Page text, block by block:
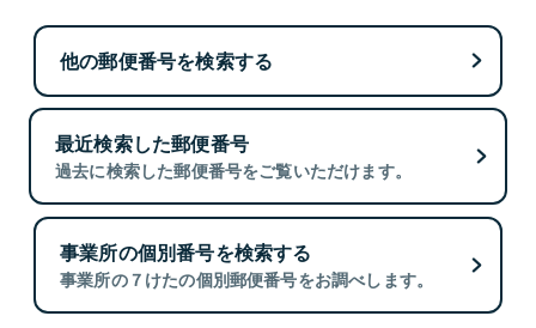
他の郵便番号を検索する
最近検索した郵便番号
過去に検索した郵便番号をご覧いただけます。
事業所の個別番号を検索する
事業所の７けたの個別郵便番号をお調べします。